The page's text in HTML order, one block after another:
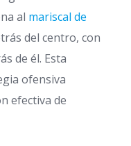
al mariscal de
del centro, con
de él. Esta
ofensiva
efectiva de